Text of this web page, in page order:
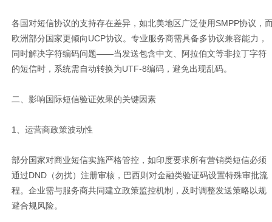
各国对短信协议的支持存在差异，如北美地区广泛使用SMPP协议，
欧洲部分国家更倾向UCP协议。专业服务商需具备多协议兼容能力，
同时解决字符编码问题——当发送包含中文、阿拉伯文等非拉丁字符
的短信时，系统需自动转换为UTF-8编码，避免出现乱码。
二、影响国际短信验证效果的关键因素
1、运营商政策波动性
部分国家对商业短信实施严格管控，如印度要求所有营销类短信必须
通过DND（勿扰）注册审核，巴西则对金融类验证码设置特殊审批流
程。企业需与服务商共同建立政策监控机制，及时调整发送策略以规
避合规风险。